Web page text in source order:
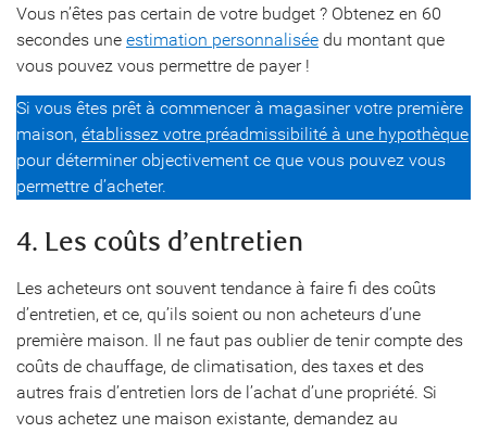
Vous n’êtes pas certain de votre budget ? Obtenez en 60
secondes une estimation personnalisée du montant que
vous pouvez vous permettre de payer !
Si vous êtes prêt à commencer à magasiner votre première
maison, établissez votre préadmissibilité à une hypothèque
pour déterminer objectivement ce que vous pouvez vous
permettre d’acheter.
4. Les coûts d’entretien
Les acheteurs ont souvent tendance à faire fi des coûts
d’entretien, et ce, qu’ils soient ou non acheteurs d’une
première maison. Il ne faut pas oublier de tenir compte des
coûts de chauffage, de climatisation, des taxes et des
autres frais d’entretien lors de l’achat d’une propriété. Si
vous achetez une maison existante, demandez au